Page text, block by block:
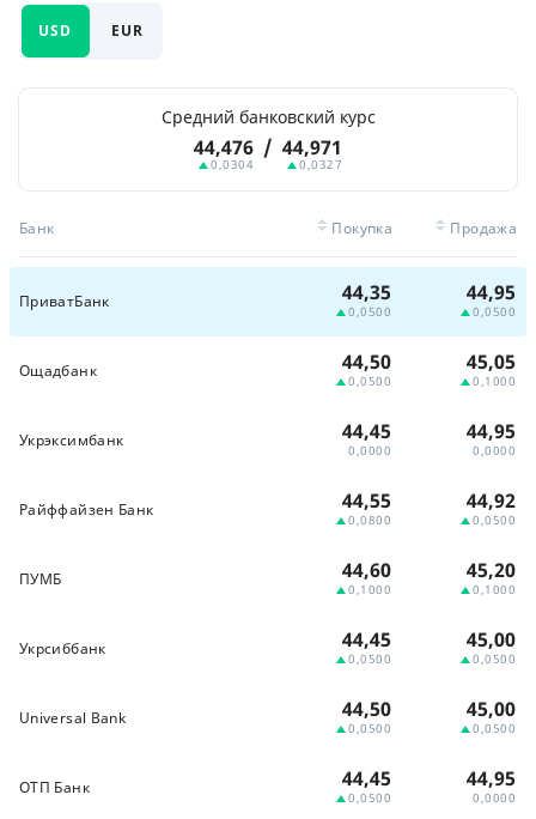
USD EUR
Средний банковский курс
44,476
0,0304
/ 44,971
0,0327
Банк Покупка Продажа
ПриватБанк 44,35
0,0500
44,95
0,0500
Ощадбанк 44,50
0,0500
45,05
0,1000
Укрэксимбанк 44,45
0,0000
44,95
0,0000
Райффайзен Банк 44,55
0,0800
44,92
0,0500
ПУМБ 44,60
0,1000
45,20
0,1000
Укрсиббанк 44,45
0,0500
45,00
0,0500
Universal Bank 44,50
0,0500
45,00
0,0500
ОТП Банк 44,45
0,0500
44,95
0,0000